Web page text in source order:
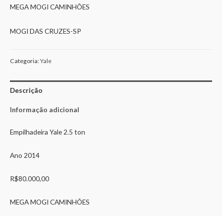
MEGA MOGI CAMINHÕES
MOGI DAS CRUZES-SP
Categoria:Yale
Descrição
Informação adicional
Empilhadeira Yale 2.5 ton
Ano 2014
R$80.000,00
MEGA MOGI CAMINHÕES